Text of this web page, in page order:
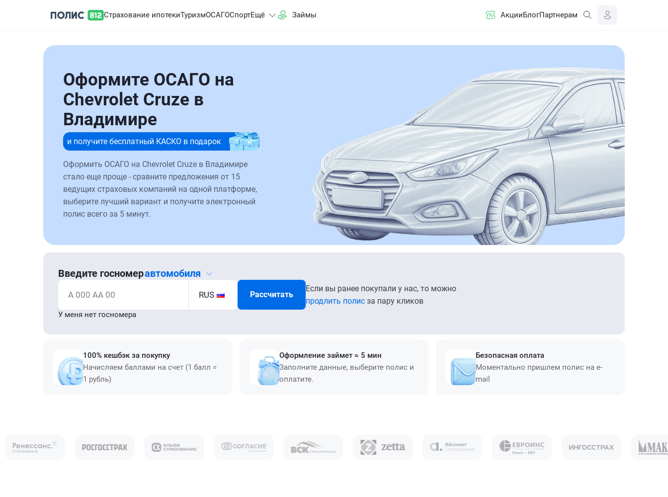
Страхование ипотекиТуризмОСАГОСпортЕщё Займы АкцииБлогПартнерам
Оформите ОСАГО на
Chevrolet Cruze в
Владимире
и получите бесплатный КАСКО в подарок
Оформить ОСАГО на Chevrolet Cruze в Владимире
стало еще проще - сравните предложения от 15
ведущих страховых компаний на одной платформе,
выберите лучший вариант и получите электронный
полис всего за 5 минут.
Введите госномеравтомобиля
А 000 АА 00 RUS Рассчитать
Если вы ранее покупали у нас, то можно
продлить полис за пару кликов
У меня нет госномера
100% кешбэк за покупку
Начисляем баллами на счет (1 балл =
1 рубль)
Оформление займет ≈ 5 мин
Заполните данные, выберите полис и
оплатите.
Безопасная оплата
Моментально пришлем полис на e-
mail